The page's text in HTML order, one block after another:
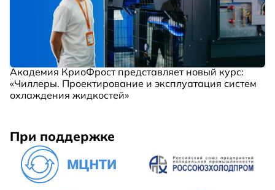
Академия КриоФрост представляет новый курс:
«Чиллеры. Проектирование и эксплуатация систем
охлаждения жидкостей»
При поддержке